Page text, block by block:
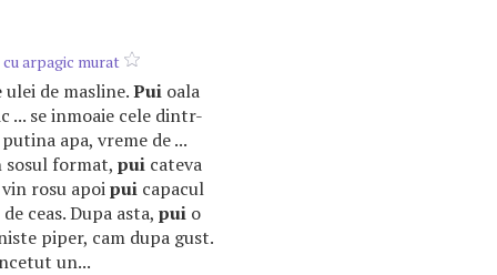
arpagic murat
de masline.Pui oala
... se inmoaie cele dintr-
apa, vreme de ...
sosul format, pui cateva
rosu apoipui capacul
ceas. Dupa asta, pui o
piper, cam dupa gust.
un...